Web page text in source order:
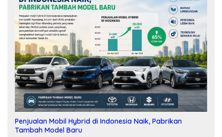
Penjualan Mobil Hybrid di Indonesia Naik, Pabrikan
Tambah Model Baru